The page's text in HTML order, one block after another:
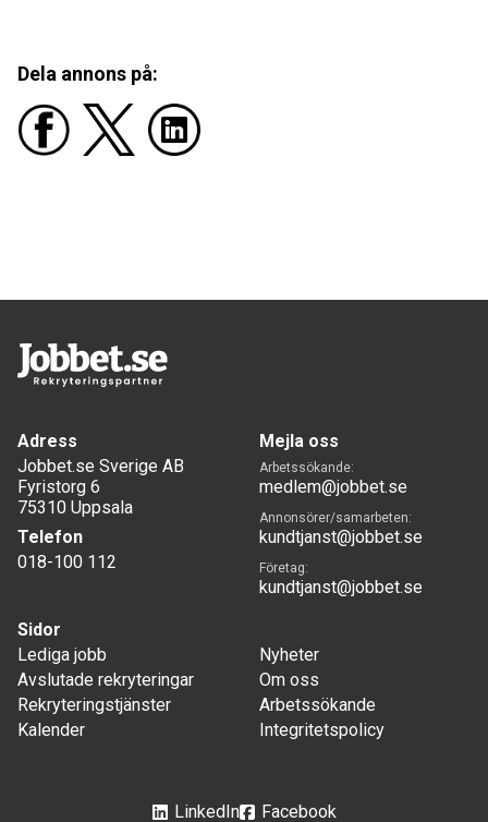
Dela annons på:
Adress
Jobbet.se Sverige AB
Fyristorg 6
75310 Uppsala
Telefon
018-100 112
Mejla oss
Arbetssökande:
medlem@jobbet.se
Annonsörer/samarbeten:
kundtjanst@jobbet.se
Företag:
kundtjanst@jobbet.se
Sidor
Lediga jobb
Avslutade rekryteringar
Rekryteringstjänster
Kalender
Nyheter
Om oss
Arbetssökande
Integritetspolicy
LinkedIn Facebook